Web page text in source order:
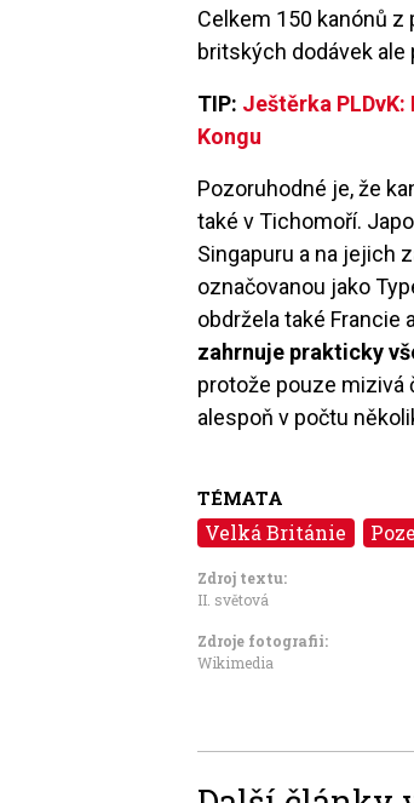
Celkem 150 kanónů
britských dodávek ale
TIP: Ještěrka
Kongu
Pozoruhodné je, že
také v Tichomoří.
Singapuru a na jejich
označovanou jako
obdržela také Francie
zahrnuje prakticky
protože pouze mizivá
alespoň v počtu
TÉMATA
Velká Británie
Zdroj textu:
II. světová
Zdroje fotografii:
Wikimedia